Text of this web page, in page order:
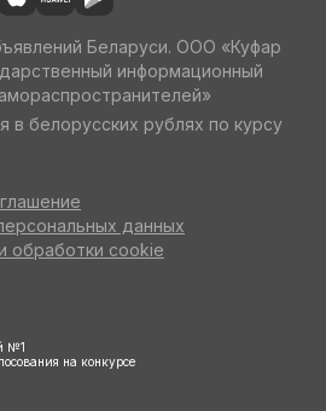
Беларуси. ООО «Куфар
информационный
в белорусских рублях по курсу
данных
обработки cookie
№1
на конкурсе